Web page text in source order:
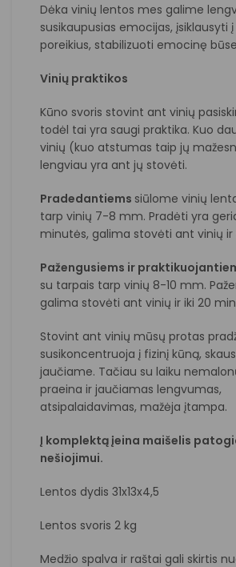
Dėka vinių lentos mes galime
susikaupusias emocijas, įsiklausyti
poreikius, stabilizuoti emocinę
Vinių praktikos
Kūno svoris stovint ant vinių
todėl tai yra saugi praktika. Kuo
vinių (kuo atstumas taip jų
lengviau yra ant jų stovėti.
Pradedantiems siūlome vinių
tarp vinių 7-8 mm. Pradėti yra
minutės, galima stovėti ant vinių ir
Pažengusiems ir
su tarpais tarp vinių 8-10 mm.
galima stovėti ant vinių ir iki 20
Stovint ant vinių mūsų protas
susikoncentruoja į fizinį kūną,
jaučiame. Tačiau su laiku
praeina ir jaučiamas lengvumas,
atsipalaidavimas, mažėja įtampa.
Į komplektą įeina maišelis
nešiojimui.
Lentos dydis 31x13x4,5
Lentos svoris 2 kg
Medžio spalva ir raštai gali skirtis